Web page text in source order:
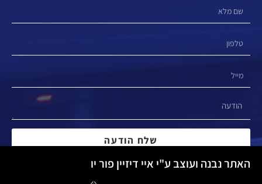
שלח הודעה
האתר נבנה ועוצב ע"י איי דיזיין פור יו